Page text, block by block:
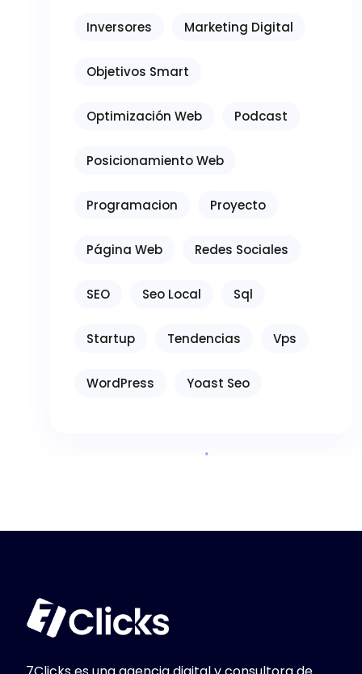
Inversores Marketing Digital
Objetivos Smart
Optimización Web Podcast
Posicionamiento Web
Programacion Proyecto
Página Web Redes Sociales
SEO Seo Local Sql
Startup Tendencias Vps
WordPress Yoast Seo